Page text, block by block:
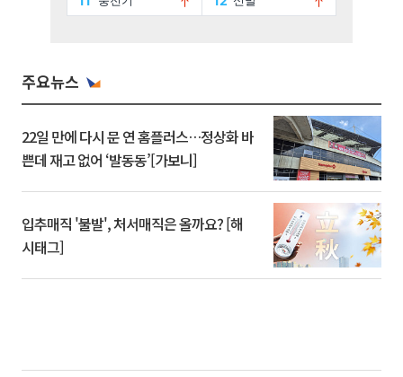
주요뉴스
22일 만에 다시 문 연 홈플러스…정상화 바
쁜데 재고 없어 ‘발동동’[가보니]
입추매직 '불발', 처서매직은 올까요? [해
시태그]